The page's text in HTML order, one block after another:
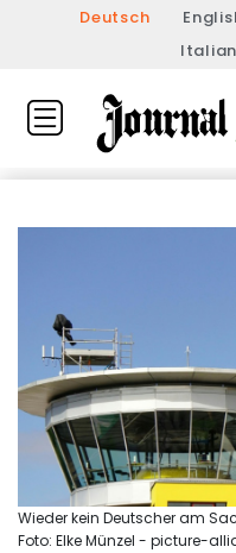
Deutsch
Wieder kein Deutscher am
Foto: Elke Münzel - picture-